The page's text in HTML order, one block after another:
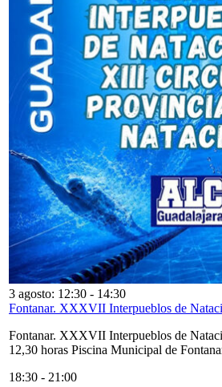
3 agosto: 12:30 - 14:30
Fontanar. XXXVII Interpueblos de
Fontanar. XXXVII Interpueblos de
12,30 horas Piscina Municipal de
18:30 - 21:00